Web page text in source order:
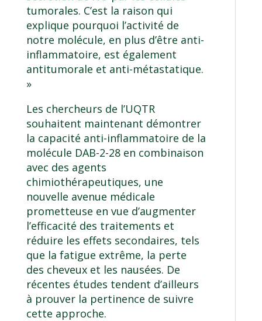
tumorales. C’est la raison qui
explique pourquoi l’activité de
notre molécule, en plus d’être anti-
inflammatoire, est également
antitumorale et anti-métastatique.
»
Les chercheurs de l’UQTR
souhaitent maintenant démontrer
la capacité anti-inflammatoire de la
molécule DAB-2-28 en combinaison
avec des agents
chimiothérapeutiques, une
nouvelle avenue médicale
prometteuse en vue d’augmenter
l’efficacité des traitements et
réduire les effets secondaires, tels
que la fatigue extrême, la perte
des cheveux et les nausées. De
récentes études tendent d’ailleurs
à prouver la pertinence de suivre
cette approche.